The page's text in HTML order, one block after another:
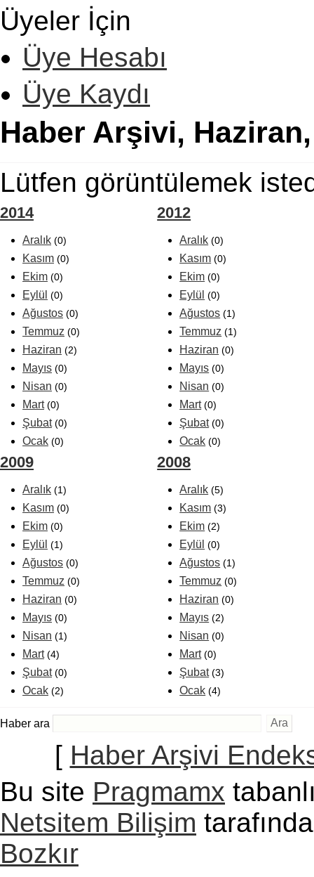
Üyeler İçin
Üye Hesabı
Üye Kaydı
Haber Arşivi,
Lütfen görüntülemek
2014
Aralık (0)
Kasım (0)
Ekim (0)
Eylül (0)
Ağustos (0)
Temmuz (0)
Haziran (2)
Mayıs (0)
Nisan (0)
Mart (0)
Şubat (0)
Ocak (0)
2012
Aralık (0)
Kasım (0)
Ekim (0)
Eylül (0)
Ağustos (1)
Temmuz (1)
Haziran (0)
Mayıs (0)
Nisan (0)
Mart (0)
Şubat (0)
Ocak (0)
2009
Aralık (1)
Kasım (0)
Ekim (0)
Eylül (1)
Ağustos (0)
Temmuz (0)
Haziran (0)
Mayıs (0)
Nisan (1)
Mart (4)
Şubat (0)
Ocak (2)
2008
Aralık (5)
Kasım (3)
Ekim (2)
Eylül (0)
Ağustos (1)
Temmuz (0)
Haziran (0)
Mayıs (2)
Nisan (0)
Mart (0)
Şubat (3)
Ocak (4)
Haber ara
[ Haber Arşivi
Bu site Pragmamx
Netsitem Bilişim
Bozkır